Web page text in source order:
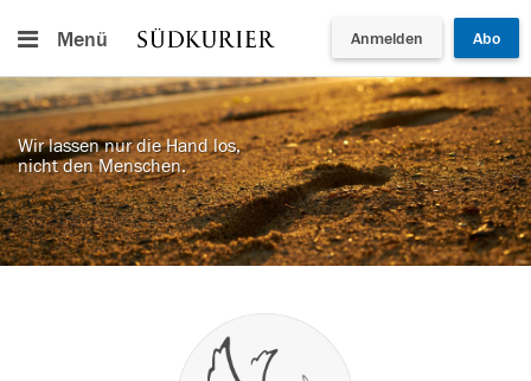
Menü Anmelden Abo
Wir lassen nur die Hand los,
nicht den Menschen.